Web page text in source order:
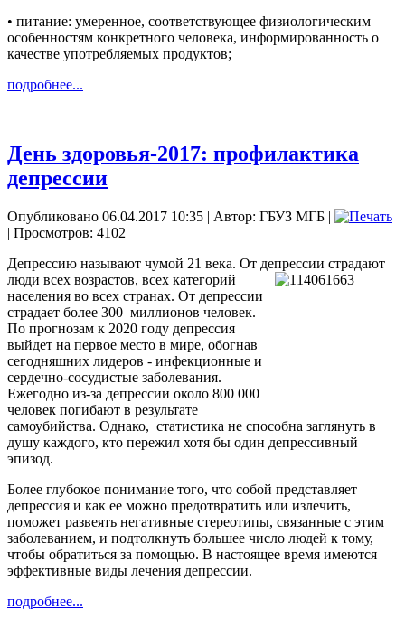
• питание: умеренное, соответствующее физиологическим
особенностям конкретного человека, информированность о
качестве употребляемых продуктов;
подробнее...
День здоровья-2017: профилактика
депрессии
Опубликовано 06.04.2017 10:35 | Автор: ГБУЗ МГБ |
| Просмотров: 4102
Депрессию называют чумой 21 века. От депрессии страдают
люди всех возрастов, всех категорий
населения во всех странах. От депрессии
страдает более 300 миллионов человек.
По прогнозам к 2020 году депрессия
выйдет на первое место в мире, обогнав
сегодняшних лидеров - инфекционные и
сердечно-сосудистые заболевания.
Ежегодно из-за депрессии около 800 000
человек погибают в результате
самоубийства. Однако, статистика не способна заглянуть в
душу каждого, кто пережил хотя бы один депрессивный
эпизод.
Более глубокое понимание того, что собой представляет
депрессия и как ее можно предотвратить или излечить,
поможет развеять негативные стереотипы, связанные с этим
заболеванием, и подтолкнуть большее число людей к тому,
чтобы обратиться за помощью. В настоящее время имеются
эффективные виды лечения депрессии.
подробнее...